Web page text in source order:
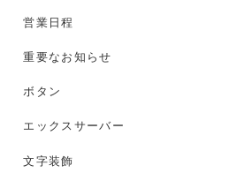
営業日程
重要なお知らせ
ボタン
エックスサーバー
文字装飾